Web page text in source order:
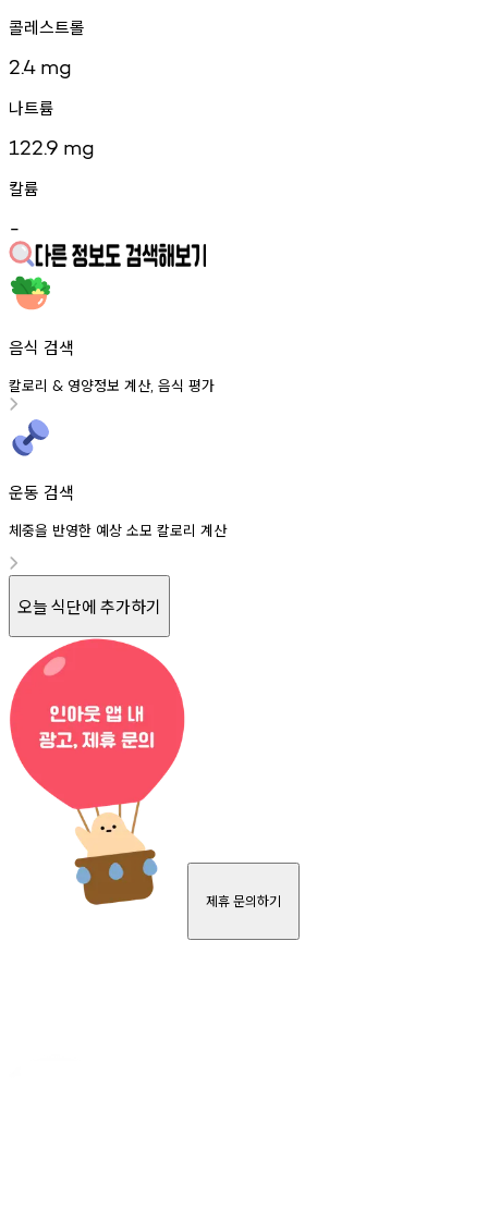
콜레스트롤
2.4 mg
나트륨
122.9 mg
칼륨
-
음식 검색
칼로리 & 영양정보 계산, 음식 평가
운동 검색
체중을 반영한 예상 소모 칼로리 계산
오늘 식단에 추가하기
제휴 문의하기